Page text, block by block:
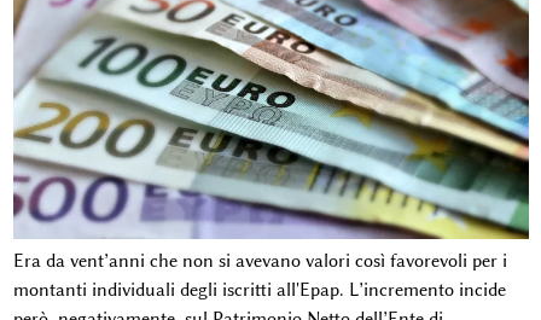
Era da vent’anni che non si avevano valori così favorevoli per i
montanti individuali degli iscritti all'Epap. L’incremento incide